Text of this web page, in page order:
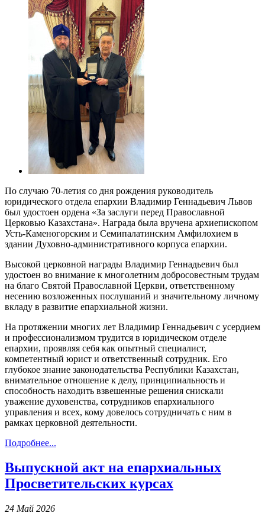
По случаю 70-летия со дня рождения руководитель
юридического отдела епархии Владимир Геннадьевич Львов
был удостоен ордена «За заслуги перед Православной
Церковью Казахстана». Награда была вручена архиепископом
Усть-Каменогорским и Семипалатинским Амфилохием в
здании Духовно-административного корпуса епархии.
Высокой церковной награды Владимир Геннадьевич был
удостоен во внимание к многолетним добросовестным трудам
на благо Святой Православной Церкви, ответственному
несению возложенных послушаний и значительному личному
вкладу в развитие епархиальной жизни.
На протяжении многих лет Владимир Геннадьевич с усердием
и профессионализмом трудится в юридическом отделе
епархии, проявляя себя как опытный специалист,
компетентный юрист и ответственный сотрудник. Его
глубокое знание законодательства Республики Казахстан,
внимательное отношение к делу, принципиальность и
способность находить взвешенные решения снискали
уважение духовенства, сотрудников епархиального
управления и всех, кому довелось сотрудничать с ним в
рамках церковной деятельности.
Подробнее...
Выпускной акт на епархиальных
Просветительских курсах
24 Май 2026